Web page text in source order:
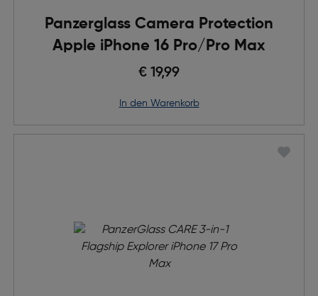
Panzerglass Camera Protection
Apple iPhone 16 Pro/Pro Max
€ 19,99
in den Warenkorb